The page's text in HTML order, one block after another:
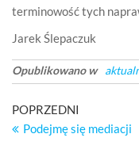
terminowość tych
Jarek Ślepaczuk
Opublikowano w
Nawigacja
wpisu
Poprzedni
wpis
POPRZEDNI
Podejmę się mediacji